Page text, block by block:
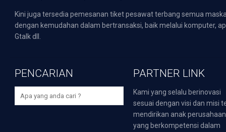
Kini juga tersedia pemesanan tiket pesawat terbang semua
dengan kemudahan dalam bertransaksi, baik melalui komputer,
Gtalk dll.
PENCARIAN PARTNER LINK
Kami yang selalu berinovasi
sesuai dengan visi dan misi
mendirikan anak perusahaan
yang berkompetensi dalam